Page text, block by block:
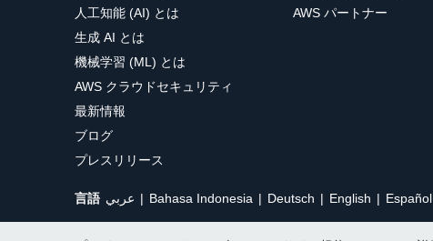
人工知能 (AI) とは
生成 AI とは
機械学習 (ML) とは
AWS クラウドセキュリティ
最新情報
ブログ
プレスリリース
AWS パートナー
言語 عربي Bahasa Indonesia Deutsch English Español